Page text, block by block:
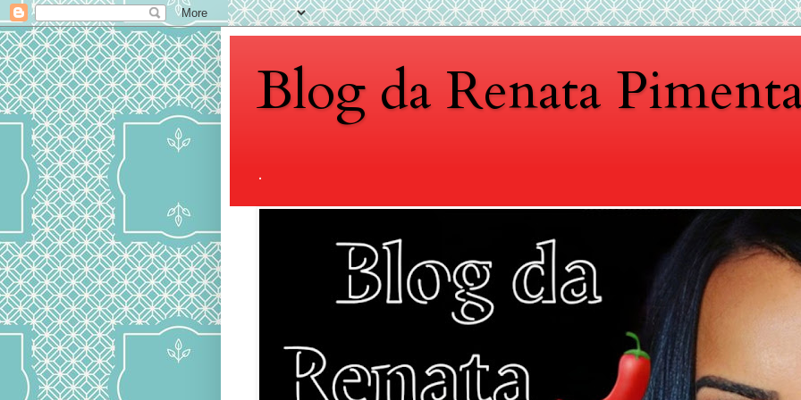
Blog da Renata
.